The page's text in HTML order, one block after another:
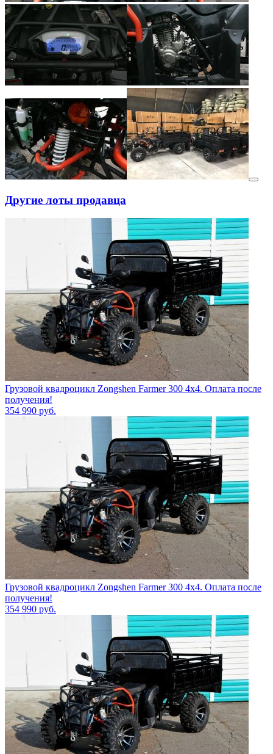
Другие лоты продавца
Грузовой квадроцикл Zongshen Farmer 300 4х4. Оплата после
получения!
354 990 руб.
Грузовой квадроцикл Zongshen Farmer 300 4х4. Оплата после
получения!
354 990 руб.